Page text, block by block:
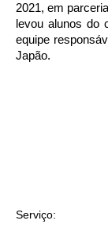
2021, em
levou alunos do
equipe
Japão.
Serviço: